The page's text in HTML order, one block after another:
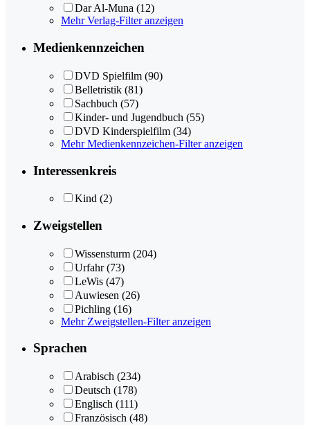
Dar Al-Muna (12)
Mehr Verlag-Filter anzeigen
Medienkennzeichen
DVD Spielfilm (90)
Belletristik (81)
Sachbuch (57)
Kinder- und Jugendbuch (55)
DVD Kinderspielfilm (34)
Mehr Medienkennzeichen-Filter anzeigen
Interessenkreis
Kind (2)
Zweigstellen
Wissensturm (204)
Urfahr (73)
LeWis (47)
Auwiesen (26)
Pichling (16)
Mehr Zweigstellen-Filter anzeigen
Sprachen
Arabisch (234)
Deutsch (178)
Englisch (111)
Französisch (48)